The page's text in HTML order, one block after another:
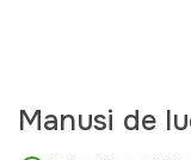
Manusi de